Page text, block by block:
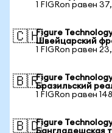
1 FIGRon равен
🇨🇭Figure
Швейцарский
1 FIGRon равен
🇧🇷Figure
Бразильский
1 FIGRon равен
🇧🇩Figure
Бангладешская